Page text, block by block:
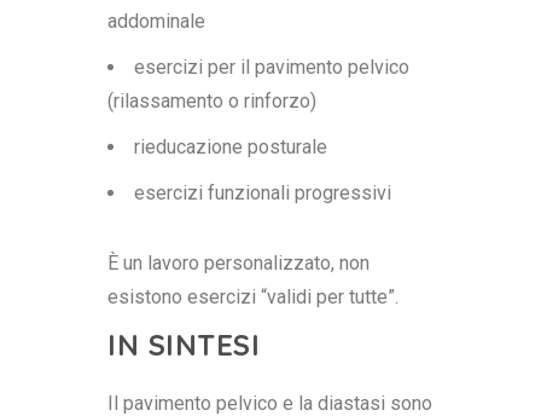
addominale
esercizi per il pavimento pelvico
(rilassamento o rinforzo)
rieducazione posturale
esercizi funzionali progressivi
È un lavoro personalizzato, non
esistono esercizi “validi per tutte”.
IN SINTESI
Il pavimento pelvico e la diastasi sono